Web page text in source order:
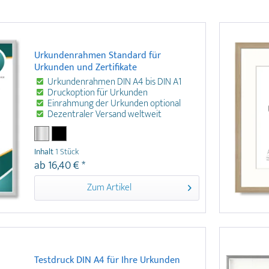
Urkundenrahmen Standard für
Urkunden und Zertifikate
Urkundenrahmen DIN A4 bis DIN A1
Druckoption für Urkunden
Einrahmung der Urkunden optional
Dezentraler Versand weltweit
optional
Technische Details Urkundenrahmen aus
Aluminium mit bruchsicherem Kunstglas
Modernes, schmales Rahmenprofil in Silber matt
und Schwarz matt Rahmengrößen DIN A4, 30 x
40 cm, DIN A3 für Urkunden in DIN A4 Spezial
Rahmengrößen DIN A2, DIN A1 für Foyer,
Empfangsraum etc. säurefreies Passepartout 1,5
für Hoch- oder Querformat Druck Ihrer Urkunden
Urkunden möglich Versand der Urkunden an Ihre
Kunden weltweit möglich So funktioniert´s
Inhalt1 Stück
ab 16,40 € *
Zum Artikel
Testdruck DIN A4 für Ihre Urkunden